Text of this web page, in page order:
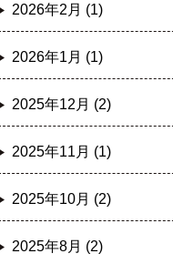
2026年2月 (1)
2026年1月 (1)
2025年12月 (2)
2025年11月 (1)
2025年10月 (2)
2025年8月 (2)